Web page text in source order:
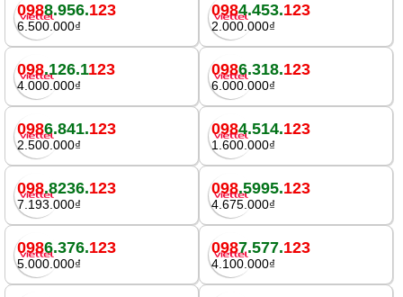
0988.956.123
6.500.000₫
0984.453.123
2.000.000₫
098.126.1123
4.000.000₫
0986.318.123
6.000.000₫
0986.841.123
2.500.000₫
0984.514.123
1.600.000₫
098.8236.123
7.193.000₫
098.5995.123
4.675.000₫
0986.376.123
5.000.000₫
0987.577.123
4.100.000₫